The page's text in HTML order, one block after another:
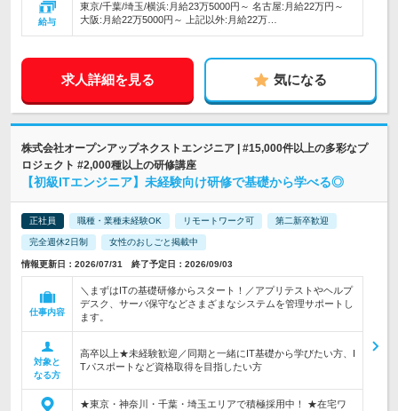
給与
東京/千葉/埼玉/横浜:月給23万5000円～ 名古屋:月給22万円～
大阪:月給22万5000円～ 上記以外:月給22万…
求人詳細を見る 気になる
株式会社オープンアップネクストエンジニア | #15,000件以上の多彩なプ
ロジェクト #2,000種以上の研修講座
【初級ITエンジニア】未経験向け研修で基礎から学べる◎
正社員 職種・業種未経験OK リモートワーク可 第二新卒歓迎
完全週休2日制 女性のおしごと掲載中
情報更新日：2026/07/31 終了予定日：2026/09/03
仕事内容
＼まずはITの基礎研修からスタート！／アプリテストやヘルプ
デスク、サーバ保守などさまざまなシステムを管理サポートし
ます。
対象と
なる方
高卒以上★未経験歓迎／同期と一緒にIT基礎から学びたい方、I
Tパスポートなど資格取得を目指したい方
★東京・神奈川・千葉・埼玉エリアで積極採用中！ ★在宅ワ